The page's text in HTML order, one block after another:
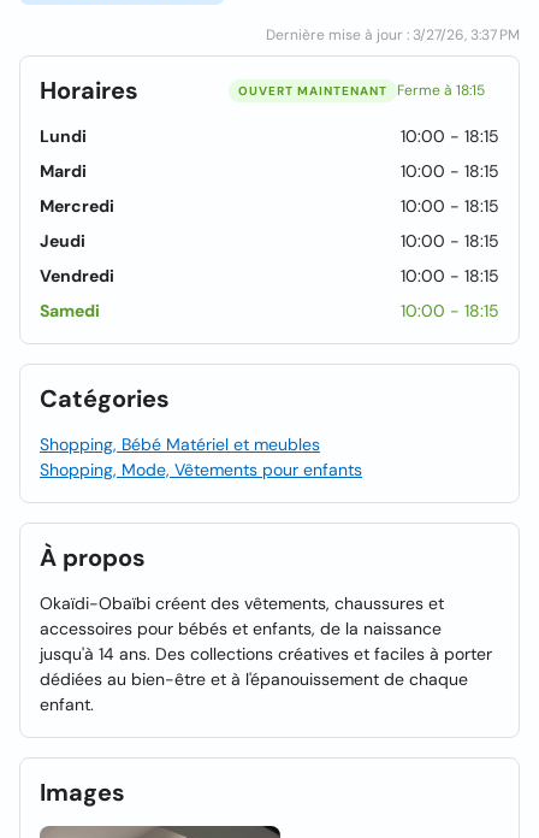
Dernière mise à jour : 3/27/26, 3:37 PM
Horaires OUVERT MAINTENANT Ferme à 18:15
Lundi
10:00 - 18:15
Mardi
10:00 - 18:15
Mercredi
10:00 - 18:15
Jeudi
10:00 - 18:15
Vendredi
10:00 - 18:15
Samedi
10:00 - 18:15
Catégories
Shopping, Bébé Matériel et meubles
Shopping, Mode, Vêtements pour enfants
À propos
Okaïdi-Obaïbi créent des vêtements, chaussures et
accessoires pour bébés et enfants, de la naissance
jusqu'à 14 ans. Des collections créatives et faciles à porter
dédiées au bien-être et à l'épanouissement de chaque
enfant.
Images